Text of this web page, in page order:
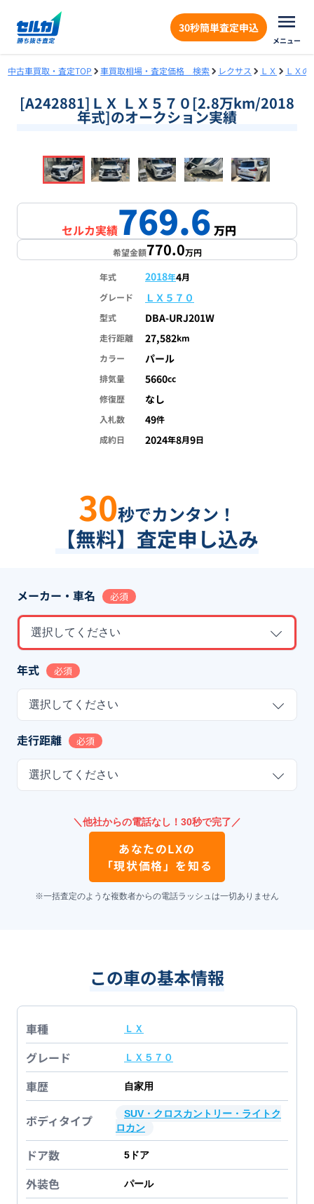
30秒簡単査定申込
メニュー
中古車買取・査定TOP 車買取相場・査定価格 検索 レクサス ＬＸ ＬＸ
[A242881]ＬＸ ＬＸ５７０[2.8万km/2018
年式]のオークション実績
1/18
セルカ実績769.6万円
希望金額770.0万円
年式 2018年4月
グレード
ＬＸ５７０
型式 DBA-URJ201W
走行距離 27,582km
カラー
パール
排気量 5660cc
修復歴
なし
入札数 49件
成約日
2024年8月9日
30秒でカンタン！
【無料】査定申し込み
メーカー・車名 必須
選択してください
年式 必須
選択してください
走行距離 必須
選択してください
＼他社からの電話なし！30秒で完了／
あなたのLXの
「現状価格」を知る
※一括査定のような複数者からの電話ラッシュは一切ありません
この車の基本情報
車種 ＬＸ
グレード ＬＸ５７０
車歴 自家用
ボディタイプ
SUV・クロスカントリー・ライトク
ロカン
ドア数 5 ドア
外装色 パール